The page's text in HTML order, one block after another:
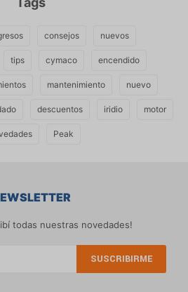
consejos nuevos
tips cymaco encendido
mantenimiento nuevo
descuentos iridio motor
Peak
todas nuestras novedades!
SUSCRIBIRME